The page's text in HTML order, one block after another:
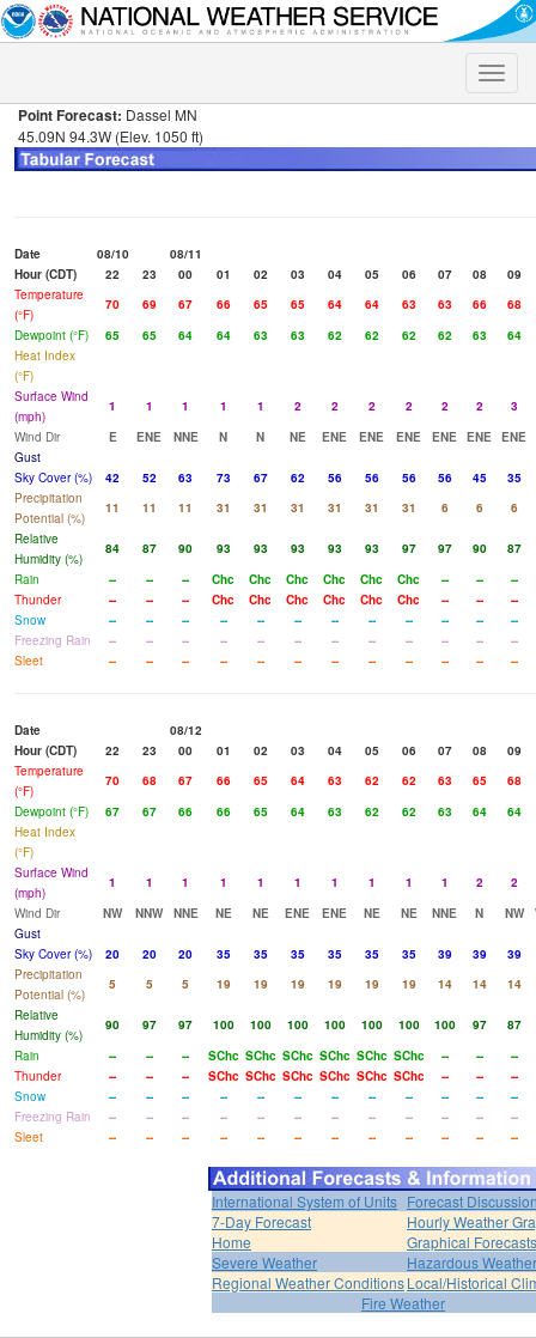
Toggle
Point Forecast: Dassel MN
45.09N 94.3W (Elev. 1050 ft)
Date 08/10
08/11
Hour (CDT)
22 23 00 01 02 03 04 05 06 07 08
09
Temperature
(°F)
70 69 67 66 65 65 64 64 63 63 66
68
Dewpoint (°F)
65 65 64 64 63 63 62 62 62 62 63
64
Heat Index
(°F)
Surface Wind
(mph)
1 1 1 1 1 2 2 2 2 2 2
3
Wind Dir
E ENE NNE N N NE ENE ENE ENE ENE ENE ENE
Gust
Sky Cover (%)
42 52 63 73 67 62 56 56 56 56 45
35
Precipitation
Potential (%)
11 11 11 31 31 31 31 31 31 6 6
6
Relative
Humidity (%)
84 87 90 93 93 93 93 93 97 97 90
87
Rain
-- -- -- Chc Chc Chc Chc Chc Chc -- --
--
Thunder
-- -- -- Chc Chc Chc Chc Chc Chc -- --
--
Snow
-- -- -- -- -- -- -- -- -- -- --
--
Freezing Rain
-- -- -- -- -- -- -- -- -- -- --
--
Sleet
-- -- -- -- -- -- -- -- -- -- -- --
Date
08/12
Hour (CDT)
22 23 00 01 02 03 04 05 06 07 08
09
Temperature
(°F)
70 68 67 66 65 64 63 62 62 63 65
68
Dewpoint (°F)
67 67 66 66 65 64 63 62 62 63 64
64
Heat Index
(°F)
Surface Wind
(mph)
1 1 1 1 1 1 1 1 1 1 2
2
Wind Dir
NW NNW NNE NE NE ENE ENE NE NE NNE N NW
Gust
Sky Cover (%)
20 20 20 35 35 35 35 35 35 39 39
39
Precipitation
Potential (%)
5 5 5 19 19 19 19 19 19 14 14
14
Relative
Humidity (%)
90 97 97 100 100 100 100 100 100 100 97
87
Rain
-- -- -- SChc SChc SChc SChc SChc SChc -- --
--
Thunder
-- -- -- SChc SChc SChc SChc SChc SChc -- --
--
Snow
-- -- -- -- -- -- -- -- -- -- --
--
Freezing Rain
-- -- -- -- -- -- -- -- -- -- --
--
Sleet
-- -- -- -- -- -- -- -- -- -- -- --
International System of Units Forecast
7-Day Forecast
Hourly Weather
Home
Graphical Forecasts
Severe Weather
Hazardous
Regional Weather ConditionsLocal/Historical
Fire Weather